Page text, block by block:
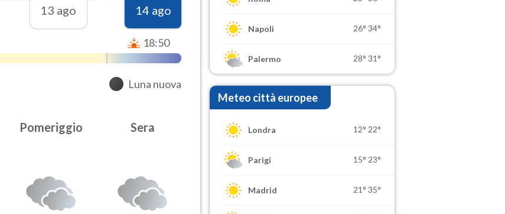
13 ago
14 ago
18:50
Luna nuova
Pomeriggio Sera
Napoli 26° 34°
Palermo 28° 31°
Meteo città europee
Londra 12° 22°
Parigi 15° 23°
Madrid 21° 35°